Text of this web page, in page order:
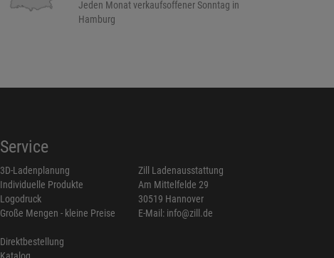
Jeden Monat verkaufsoffener Sonntag in
Hamburg
Service
3D-Ladenplanung
Individuelle Produkte
Logodruck
Große Mengen - kleine Preise
Direktbestellung
Katalog
Zill Ladenausstattung
Am Mittelfelde 29
30519 Hannover
E-Mail: info@zill.de